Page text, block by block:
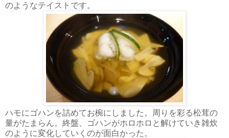
のようなテイストです。
ハモにゴハンを詰めてお椀にしました。周りを彩る松茸の
量がたまらん。終盤、ゴハンがホロホロと解けていき雑炊
のように変化していくのが面白かった。